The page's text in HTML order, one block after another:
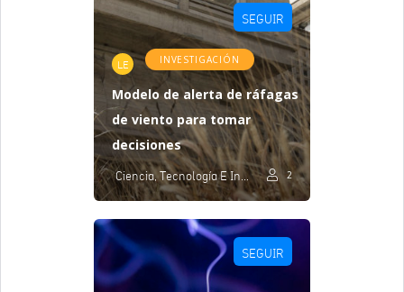
SEGUIR
LE INVESTIGACIÓN
Modelo de alerta de ráfagas
de viento para tomar
decisiones
Ciencia, Tecnología E Innovación 2
SEGUIR